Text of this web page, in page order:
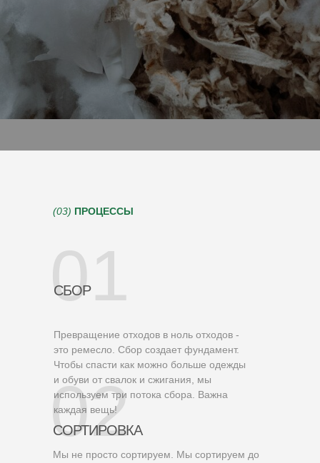
(03) ПРОЦЕССЫ
СБОР
Превращение отходов в ноль отходов -
это ремесло. Сбор создает фундамент.
Чтобы спасти как можно больше одежды
и обуви от свалок и сжигания, мы
используем три потока сбора. Важна
каждая вещь!
СОРТИРОВКА
Мы не просто сортируем. Мы сортируем до
01
02